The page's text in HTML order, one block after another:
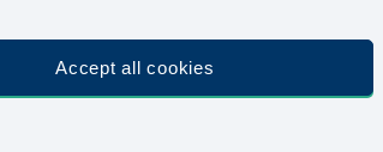
wurde eingestellt und Sie ist nun
Alternativen zu erhalten, raten wir Ihnen,
Accept all cookies